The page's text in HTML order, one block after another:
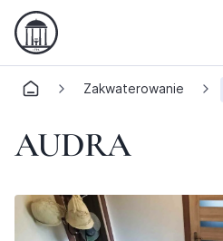
Zakwaterowanie
AUDRA